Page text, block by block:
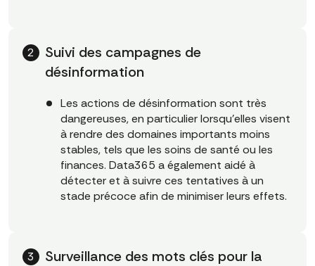
Suivi des campagnes de
désinformation
Les actions de désinformation sont très
dangereuses, en particulier lorsqu'elles visent
à rendre des domaines importants moins
stables, tels que les soins de santé ou les
finances. Data365 a également aidé à
détecter et à suivre ces tentatives à un
stade précoce afin de minimiser leurs effets.
Surveillance des mots clés pour la